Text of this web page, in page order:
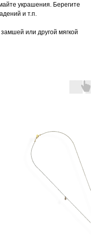
украшения. Берегите
и т.п.
или другой мягкой